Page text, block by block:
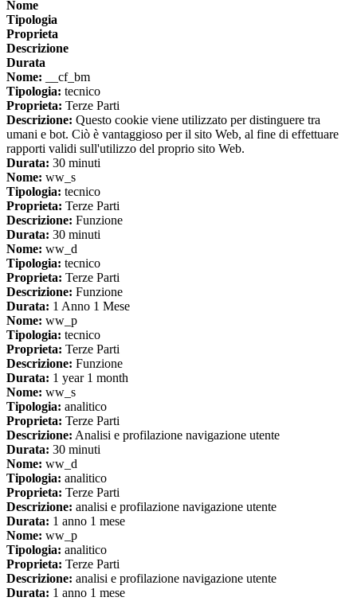
Nome
Tipologia
Proprieta
Descrizione
Durata
Nome: __cf_bm
Tipologia: tecnico
Proprieta: Terze Parti
Descrizione: Questo cookie viene utilizzato per distinguere tra
umani e bot. Ciò è vantaggioso per il sito Web, al fine di effettuare
rapporti validi sull'utilizzo del proprio sito Web.
Durata: 30 minuti
Nome: ww_s
Tipologia: tecnico
Proprieta: Terze Parti
Descrizione: Funzione
Durata: 30 minuti
Nome: ww_d
Tipologia: tecnico
Proprieta: Terze Parti
Descrizione: Funzione
Durata: 1 Anno 1 Mese
Nome: ww_p
Tipologia: tecnico
Proprieta: Terze Parti
Descrizione: Funzione
Durata: 1 year 1 month
Nome: ww_s
Tipologia: analitico
Proprieta: Terze Parti
Descrizione: Analisi e profilazione navigazione utente
Durata: 30 minuti
Nome: ww_d
Tipologia: analitico
Proprieta: Terze Parti
Descrizione: analisi e profilazione navigazione utente
Durata: 1 anno 1 mese
Nome: ww_p
Tipologia: analitico
Proprieta: Terze Parti
Descrizione: analisi e profilazione navigazione utente
Durata: 1 anno 1 mese